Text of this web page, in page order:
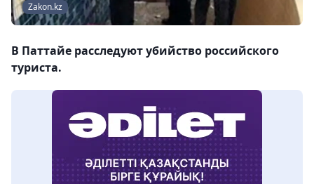
Zakon.kz
В Паттайе расследуют убийство российского
туриста.